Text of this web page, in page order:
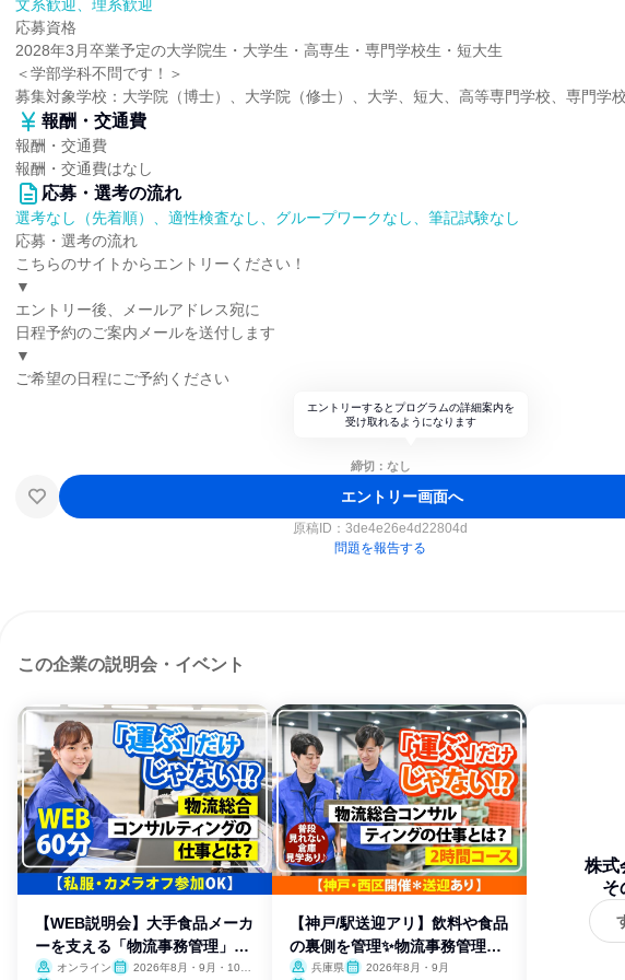
文系歓迎、理系歓迎
応募資格
2028年3月卒業予定の大学院生・大学生・高専生・専門学校生・短大生
＜学部学科不問です！＞
募集対象学校：大学院（博士）、大学院（修士）、大学、短大、高等専門学校、専門学
報酬・交通費
報酬・交通費
報酬・交通費はなし
応募・選考の流れ
選考なし（先着順）、適性検査なし、グループワークなし、筆記試験なし
応募・選考の流れ
こちらのサイトからエントリーください！
▼
エントリー後、メールアドレス宛に
日程予約のご案内メールを送付します
▼
ご希望の日程にご予約ください
エントリーするとプログラムの詳細案内を
受け取れるようになります
締切：なし
エントリー画面へ
原稿ID： 3de4e26e4d22804d
問題を報告する
この企業の説明会・イベント
【WEB説明会】大手食品メーカ
ーを支える「物流事務管理」と
は
オンライン
2026年8月・9月・10
【神戸/駅送迎アリ】飲料や食品
の裏側を管理✨物流事務管理と
は 兵庫県
2026年8月・9月
株式
そ